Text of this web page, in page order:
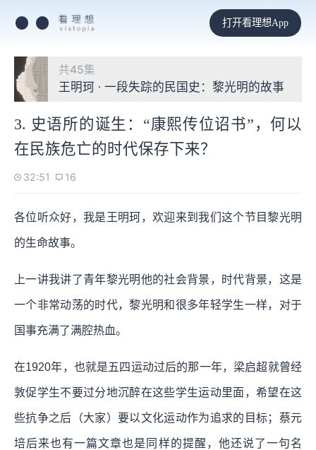
打开看理想App
共45集
王明珂 · 一段失踪的民国史：黎光明的故事
3. 史语所的诞生：“康熙传位诏书”，何以
在民族危亡的时代保存下来？
32:51 16
各位听众好，我是王明珂，欢迎来到我们这个节目黎光明
的生命故事。
上一讲我讲了青年黎光明他的社会背景，时代背景，这是
一个非常动荡的时代，黎光明和很多年轻学生一样，对于
国事充满了满腔热血。
在1920年，也就是五四运动过后的那一年，梁启超就曾经
敦促学生不要过分地沉醉在这些学生运动里面，希望在这
些抗争之后（大家）要以文化运动作为追求的目标；蔡元
培后来也有一篇文章也是同样的提醒，他还说了一句名